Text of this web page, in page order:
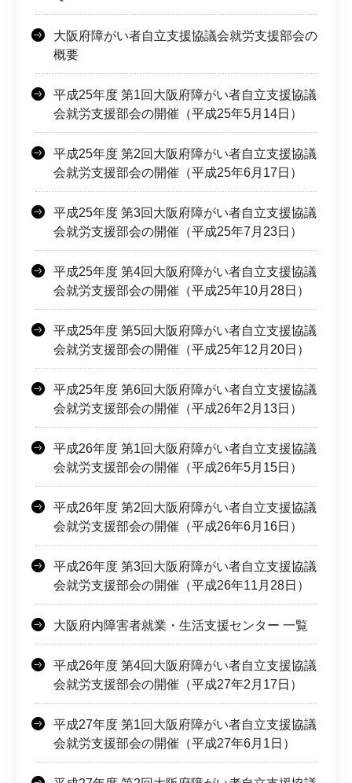
大阪府障がい者自立支援協議会就労支援部会の
概要
平成25年度 第1回大阪府障がい者自立支援協議
会就労支援部会の開催（平成25年5月14日）
平成25年度 第2回大阪府障がい者自立支援協議
会就労支援部会の開催（平成25年6月17日）
平成25年度 第3回大阪府障がい者自立支援協議
会就労支援部会の開催（平成25年7月23日）
平成25年度 第4回大阪府障がい者自立支援協議
会就労支援部会の開催（平成25年10月28日）
平成25年度 第5回大阪府障がい者自立支援協議
会就労支援部会の開催（平成25年12月20日）
平成25年度 第6回大阪府障がい者自立支援協議
会就労支援部会の開催（平成26年2月13日）
平成26年度 第1回大阪府障がい者自立支援協議
会就労支援部会の開催（平成26年5月15日）
平成26年度 第2回大阪府障がい者自立支援協議
会就労支援部会の開催（平成26年6月16日）
平成26年度 第3回大阪府障がい者自立支援協議
会就労支援部会の開催（平成26年11月28日）
大阪府内障害者就業・生活支援センター 一覧
平成26年度 第4回大阪府障がい者自立支援協議
会就労支援部会の開催（平成27年2月17日）
平成27年度 第1回大阪府障がい者自立支援協議
会就労支援部会の開催（平成27年6月1日）